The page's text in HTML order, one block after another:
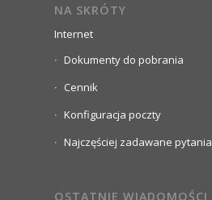
NA SKRÓTY
Internet
Dokumenty do pobrania
Cennik
Konfiguracja poczty
Najczęściej zadawane pytania
OSTATNIE WIADOMOŚCI